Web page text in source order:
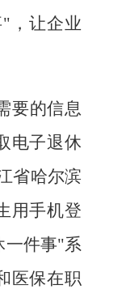
，让企业
要的信息
电子退休
省哈尔滨
用手机登
一件事"系
医保在职